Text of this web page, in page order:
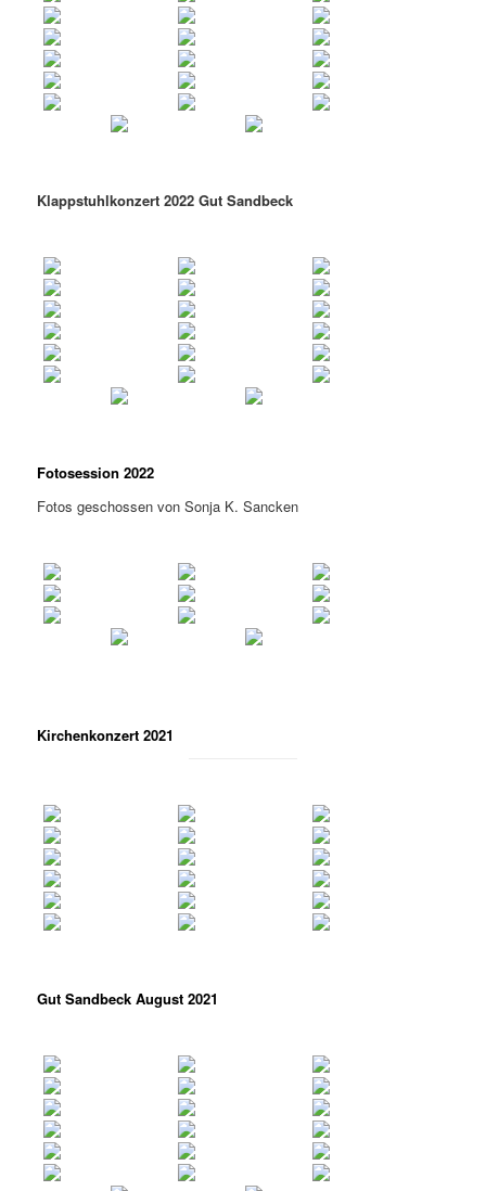
Klappstuhlkonzert 2022 Gut Sandbeck
Fotosession 2022
Fotos geschossen von Sonja K. Sancken
Kirchenkonzert 2021
Gut Sandbeck August 2021